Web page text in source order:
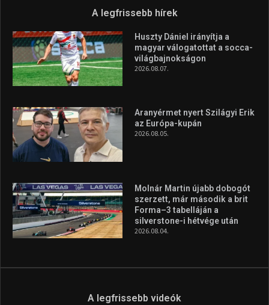
A legfrissebb hírek
Huszty Dániel irányítja a
magyar válogatottat a socca-
világbajnokságon
2026.08.07.
Aranyérmet nyert Szilágyi Erik
az Európa-kupán
2026.08.05.
Molnár Martin újabb dobogót
szerzett, már második a brit
Forma–3 tabelláján a
silverstone-i hétvége után
2026.08.04.
A legfrissebb videók